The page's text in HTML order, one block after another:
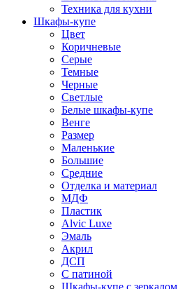
Техника для кухни
Шкафы-купе
Цвет
Коричневые
Серые
Темные
Черные
Светлые
Белые шкафы-купе
Венге
Размер
Маленькие
Большие
Средние
Отделка и материал
МДФ
Пластик
Alvic Luxe
Эмаль
Акрил
ДСП
С патиной
Шкафы-купе с зеркалом